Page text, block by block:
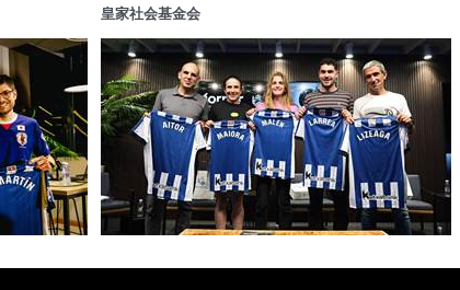
皇家社会基金会